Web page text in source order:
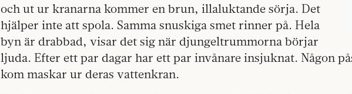
och ut ur kranarna kommer en brun, illaluktande sörja. Det
hjälper inte att spola. Samma snuskiga smet rinner på. Hela
byn är drabbad, visar det sig när djungeltrummorna börjar
ljuda. Efter ett par dagar har ett par invånare insjuknat. Någon
kom maskar ur deras vattenkran.